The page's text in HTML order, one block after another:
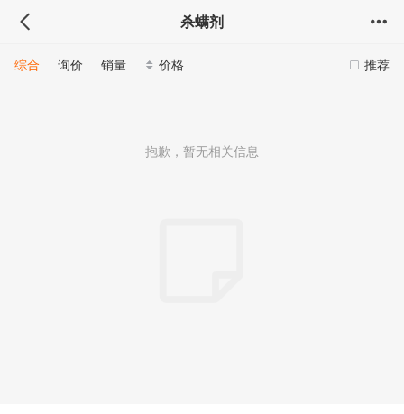
杀螨剂
推荐
综合 询价 销量 价格
抱歉，暂无相关信息